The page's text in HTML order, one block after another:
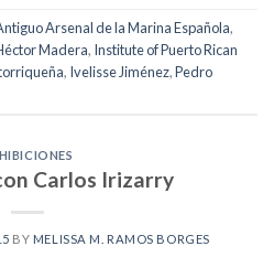
Arsenal de la Marina Española,
Madera, Institute of Puerto Rican
, Ivelisse Jiménez,Pedro
Carlos Irizarry
BY MELISSA M. RAMOS BORGES